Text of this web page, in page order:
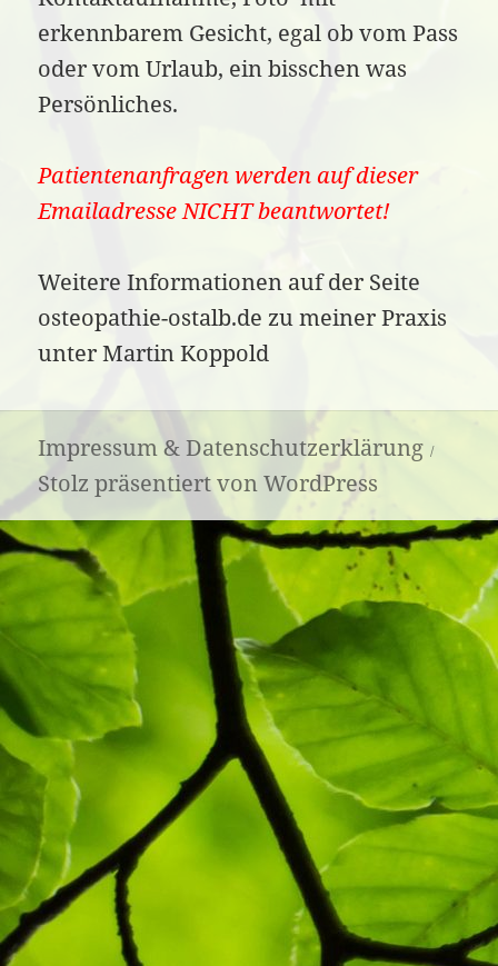
erkennbarem Gesicht, egal ob vom Pass
oder vom Urlaub, ein bisschen was
Persönliches.
Patientenanfragen werden auf dieser
Emailadresse NICHT beantwortet!
Weitere Informationen auf der Seite
osteopathie-ostalb.de zu meiner Praxis
unter Martin Koppold
Impressum & Datenschutzerklärung
Stolz präsentiert von WordPress